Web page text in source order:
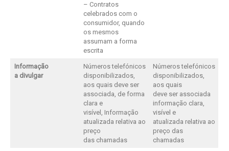
– Contratos
celebrados com o
consumidor, quando
os mesmos
assumam a forma
escrita
Informação
a divulgar
Números telefónicos
disponibilizados,
aos quais deve ser
associada, de forma
clara e
visível, Informação
atualizada relativa ao
preço
das chamadas
Números telefónicos
disponibilizados,
aos quais
deve ser associada
informação clara,
visível e
atualizada relativa ao
preço das
chamadas